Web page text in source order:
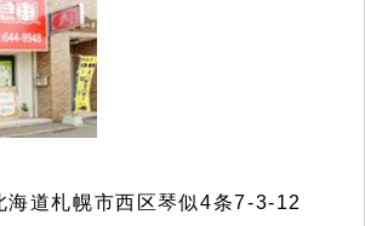
道札幌市西区琴似4条7-3-12